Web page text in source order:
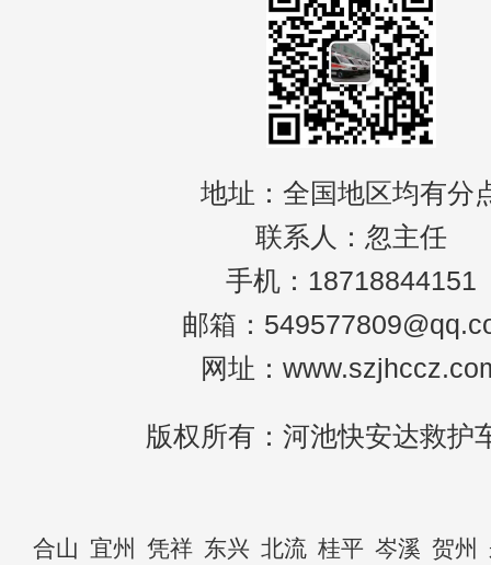
地址：全国地区均有分
联系人：忽主任
手机：18718844151
邮箱：
网址：
版权所有：河池快安达救护
合山 宜州 凭祥 东兴 北流 桂平 岑溪 贺州